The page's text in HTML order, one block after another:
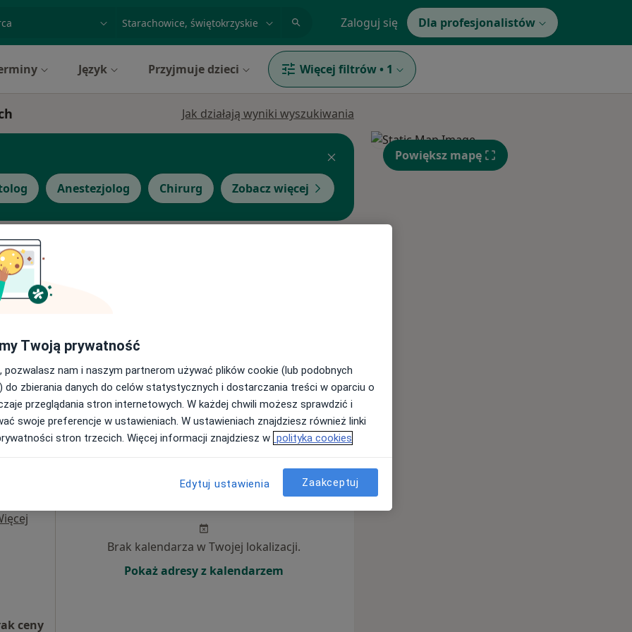
miasto lub dzielnica Zaloguj się Dla profesjonalistów
Język Przyjmuje dzieci Więcej filtrów • 1
Jak działają wyniki wyszukiwania
Anestezjolog Chirurg Zobacz więcej
ceny
ceny
Jutro Wt,
12 Sie
Czw,
13 Sie
Brak kalendarza w Twojej lokalizacji.
Pokaż adresy z kalendarzem
Powiększ mapę
Twoją prywatność
pozwalasz nam i naszym partnerom używać plików cookie (lub podobnych
do zbierania danych do celów statystycznych i dostarczania treści w oparciu o
przeglądania stron internetowych. W każdej chwili możesz sprawdzić i
swoje preferencje w ustawieniach. W ustawieniach znajdziesz również linki
stron trzecich. Więcej informacji znajdziesz w polityka cookies
Edytuj ustawienia Zaakceptuj